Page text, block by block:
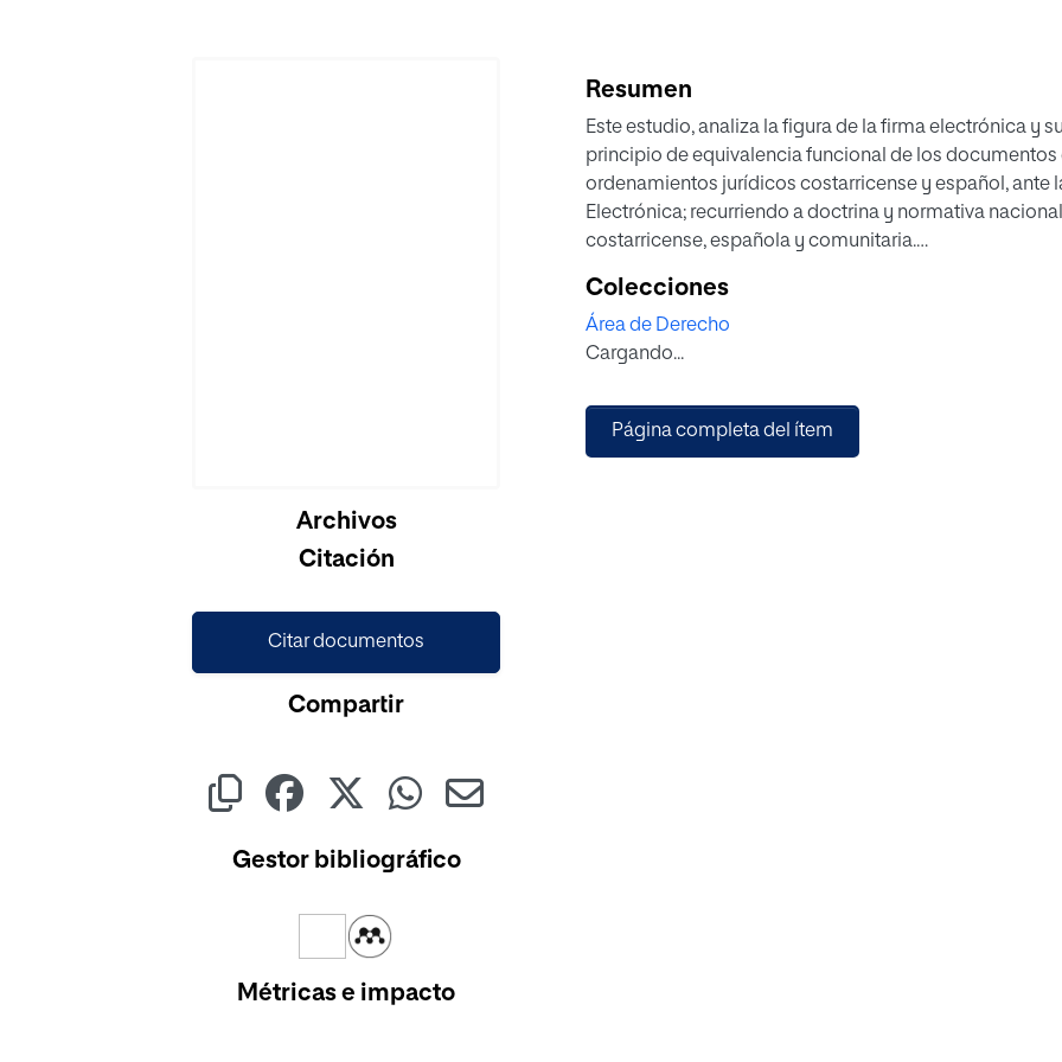
Cargando...Archivos
Citación
Citar documentos
Compartir
Gestor bibliográfico
Métricas e impacto
Resumen
Este estudio, analiza la figura de la firma electrónica y
principio de equivalencia funcional de los documentos
ordenamientos jurídicos costarricense y español,
Electrónica; recurriendo a doctrina y normativa
costarricense, española y comunitaria.
firma electrónica; el segundo, aborda la importancia
último, contrasta el tratamiento otorgado a los
costarricense y español, así como analiza fortalezas,
llevarlas a la práctica, so pena de incumplir los
del conocimiento.
Colecciones
Área de Derecho
Cargando...
Página completa del ítem